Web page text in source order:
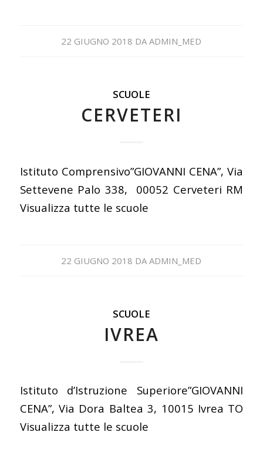
22 GIUGNO 2018 DAADMIN_MED
SCUOLE
CERVETERI
Istituto Comprensivo”GIOVANNI CENA”, Via
Settevene Palo 338, 00052 Cerveteri RM
Visualizza tutte le scuole
22 GIUGNO 2018 DAADMIN_MED
SCUOLE
IVREA
Istituto d’Istruzione Superiore”GIOVANNI
CENA”, Via Dora Baltea 3, 10015 Ivrea TO
Visualizza tutte le scuole